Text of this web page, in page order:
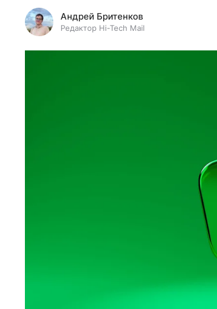
Андрей Бритенков
Редактор Hi-Tech Mail